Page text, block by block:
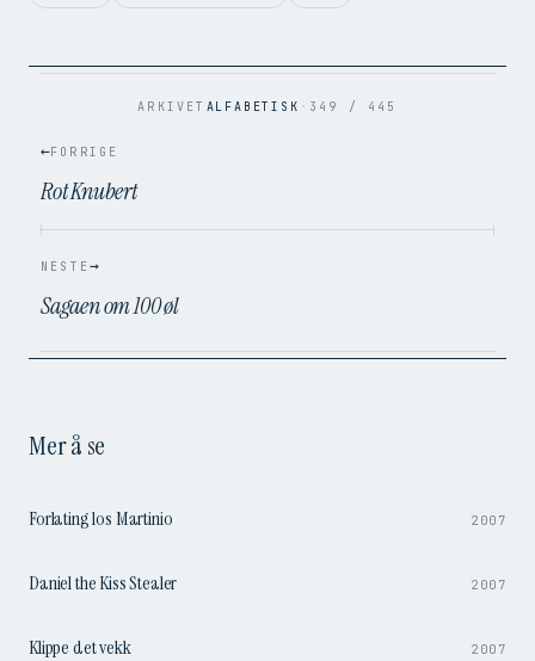
FILSTØRRELSE 19.6 MB
ARKIVET ALFABETISK · 349 / 445
←FORRIGE
Rot Knubert
NESTE→
Sagaen om 100 øl
Mer å se
Forlating los Martinio 2007
1:27
Daniel the Kiss Stealer 2007
1:49
Klippe det vekk 2007